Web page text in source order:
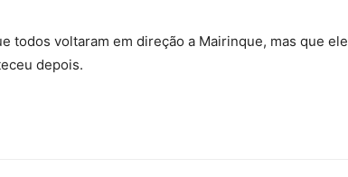
todos voltaram em direção a Mairinque, mas que ele
depois.